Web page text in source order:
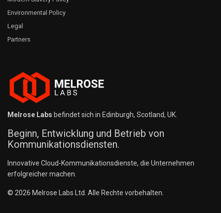
Environmental Policy
Legal
Partners
Melrose Labs befindet sich in Edinburgh, Scotland, UK.
Beginn, Entwicklung und Betrieb von
Kommunikationsdiensten.
Innovative Cloud-Kommunikationsdienste, die Unternehmen
erfolgreicher machen.
© 2026 Melrose Labs Ltd. Alle Rechte vorbehalten.